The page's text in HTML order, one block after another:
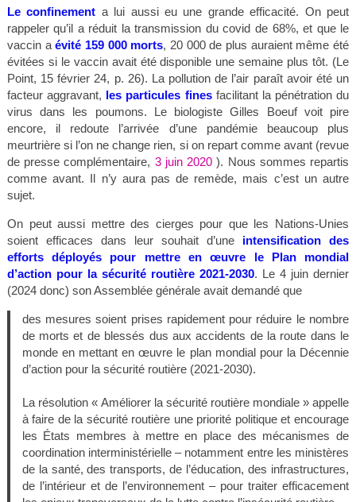
Le confinement a lui aussi eu une grande efficacité. On peut
rappeler qu’il a réduit la transmission du covid de 68%, et que le
vaccin aévité 159 000 morts, 20 000 de plus auraient même été
évitées si le vaccin avait été disponible une semaine plus tôt. (Le
Point, 15 février 24, p. 26). La pollution de l’air paraît avoir été un
facteur aggravant, les particules finesfacilitant la pénétration du
virus dans les poumons. Le biologiste Gilles Boeuf voit pire
encore, il redoute l’arrivée d’une pandémie beaucoup plus
meurtrière si l’on ne change rien, si on repart comme avant (revue
de presse complémentaire, 3 juin 2020 ). Nous sommes repartis
comme avant. Il n’y aura pas de remède, mais c’est un autre
sujet.
On peut aussi mettre des cierges pour que les Nations-Unies
soient efficaces dans leur souhait d’une intensification des
efforts déployés pour mettre en œuvre le Plan mondial
d’action pour la sécurité routière 2021-2030. Le 4 juin dernier
(2024 donc) son Assemblée générale avait demandé que
des mesures soient prises rapidement pour réduire le nombre
de morts et de blessés dus aux accidents de la route dans le
monde en mettant en œuvre le plan mondial pour la Décennie
d’action pour la sécurité routière (2021-2030).
La résolution « Améliorer la sécurité routière mondiale » appelle
à faire de la sécurité routière une priorité politique et encourage
les États membres à mettre en place des mécanismes de
coordination interministérielle – notamment entre les ministères
de la santé, des transports, de l’éducation, des infrastructures,
de l’intérieur et de l’environnement – pour traiter efficacement